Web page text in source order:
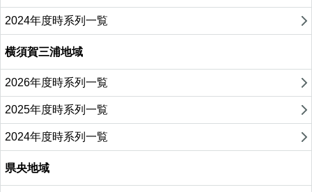
2024年度時系列一覧
横須賀三浦地域
2026年度時系列一覧
2025年度時系列一覧
2024年度時系列一覧
県央地域